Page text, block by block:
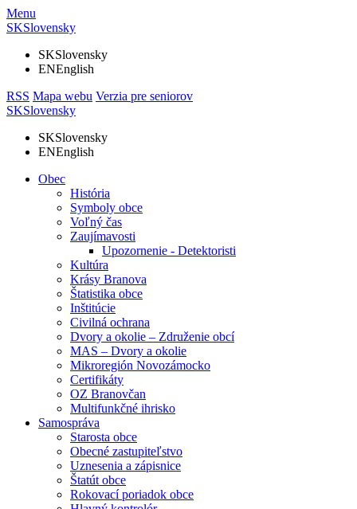
Menu
SKSlovensky
SKSlovensky
ENEnglish
RSS Mapa webu Verzia pre seniorov
SKSlovensky
SKSlovensky
ENEnglish
Obec
História
Symboly obce
Voľný čas
Zaujímavosti
Upozornenie - Detektoristi
Kultúra
Krásy Branova
Štatistika obce
Inštitúcie
Civilná ochrana
Dvory a okolie – Združenie obcí
MAS – Dvory a okolie
Mikroregión Novozámocko
Certifikáty
OZ Branovčan
Multifunkčné ihrisko
Samospráva
Starosta obce
Obecné zastupiteľstvo
Uznesenia a zápisnice
Štatút obce
Rokovací poriadok obce